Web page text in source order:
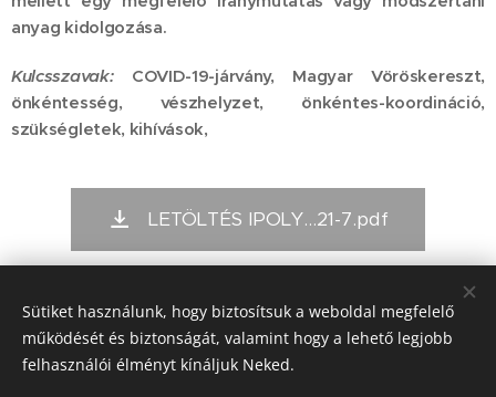
anyag kidolgozása.
Kulcsszavak:COVID-19-járvány, Magyar Vöröskereszt,
önkéntesség, vészhelyzet, önkéntes-koordináció,
szükségletek, kihívások,
LETÖLTÉS IPOLY...21-7.pdf
Kiadó:
Alapítvány a Magyar Önkéntesség Fejlesztéséért
(1024. Budapest, Buday L. u.5/b)
Sütiket használunk, hogy biztosítsuk a weboldal megfelelő
működését és biztonságát, valamint hogy a lehető legjobb
felhasználói élményt kínáljuk Neked.